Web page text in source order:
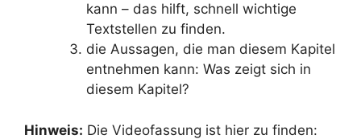
kann – das hilft, schnell wichtige
Textstellen zu finden.
die Aussagen, die man diesem Kapitel
entnehmen kann: Was zeigt sich in
diesem Kapitel?
Hinweis: Die Videofassung ist hier zu finden: